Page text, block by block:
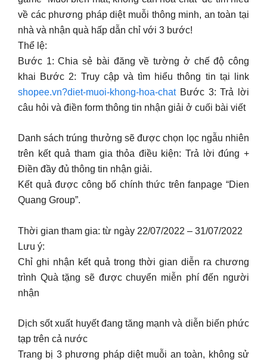
về các phương pháp diệt muỗi thông minh, an toàn tại
nhà và nhận quà hấp dẫn chỉ với 3 bước!
Thể lệ:
Bước 1: Chia sẻ bài đăng về tường ở chế độ công
khai Bước 2: Truy cập và tìm hiểu thông tin tại link
shopee.vn?diet-muoi-khong-hoa-chatBước 3: Trả lời
câu hỏi và điền form thông tin nhận giải ở cuối bài viết
Danh sách trúng thưởng sẽ được chọn lọc ngẫu nhiên
trên kết quả tham gia thỏa điều kiện: Trả lời đúng +
Điền đầy đủ thông tin nhận giải.
Kết quả được công bố chính thức trên fanpage “Dien
Quang Group”.
Thời gian tham gia: từ ngày 22/07/2022 – 31/07/2022
Lưu ý:
Chỉ ghi nhận kết quả trong thời gian diễn ra chương
trình Quà tặng sẽ được chuyển miễn phí đến người
nhận
Dịch sốt xuất huyết đang tăng mạnh và diễn biến phức
tạp trên cả nước
Trang bị 3 phương pháp diệt muỗi an toàn, không sử